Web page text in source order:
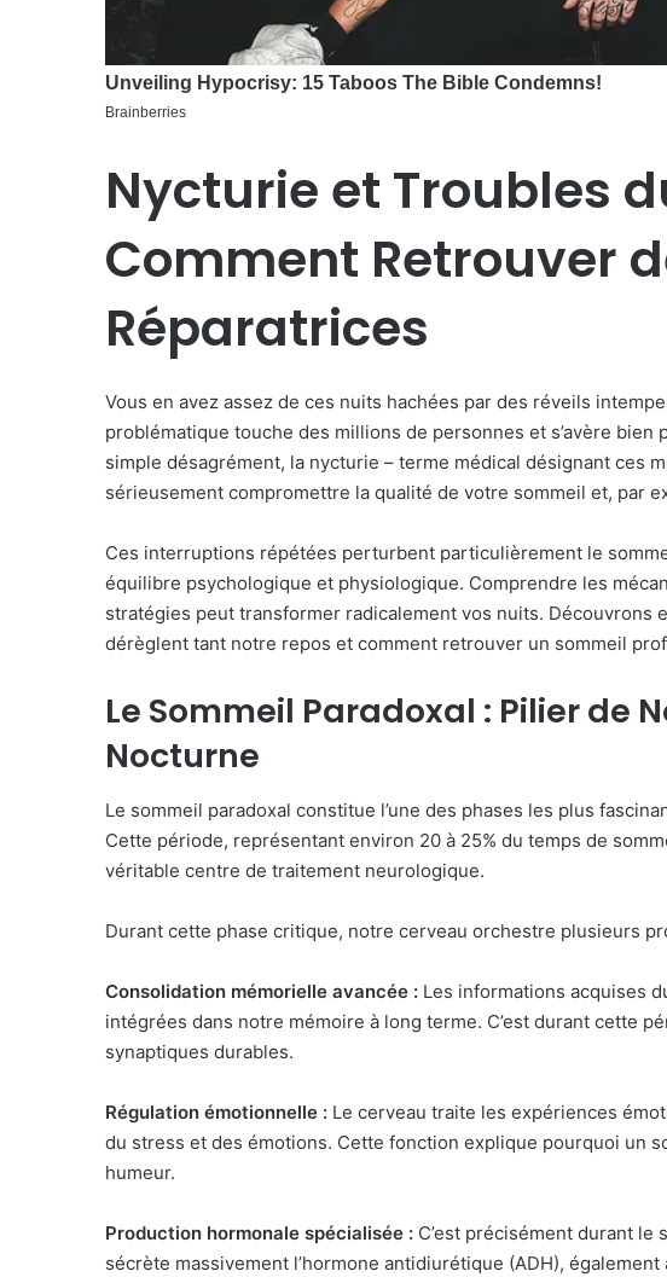
Nycturie et Troubles
Comment Retrouver
Réparatrices
Vous en avez assez de ces nuits hachées par des réveils
problématique touche des millions de personnes et s’avère bien
simple désagrément, la nycturie – terme médical désignant ces
sérieusement compromettre la qualité de votre sommeil et, par
Ces interruptions répétées perturbent particulièrement le
équilibre psychologique et physiologique. Comprendre les
stratégies peut transformer radicalement vos nuits. Découvrons
dérèglent tant notre repos et comment retrouver un sommeil
Le Sommeil Paradoxal : Pilier de
Nocturne
Le sommeil paradoxal constitue l’une des phases les plus
Cette période, représentant environ 20 à 25% du temps de
véritable centre de traitement neurologique.
Durant cette phase critique, notre cerveau orchestre plusieurs
Consolidation mémorielle avancée : Les informations acquises
intégrées dans notre mémoire à long terme. C’est durant cette
synaptiques durables.
Régulation émotionnelle : Le cerveau traite les expériences
du stress et des émotions. Cette fonction explique pourquoi un
humeur.
Production hormonale spécialisée : C’est précisément durant le
sécrète massivement l’hormone antidiurétique (ADH),